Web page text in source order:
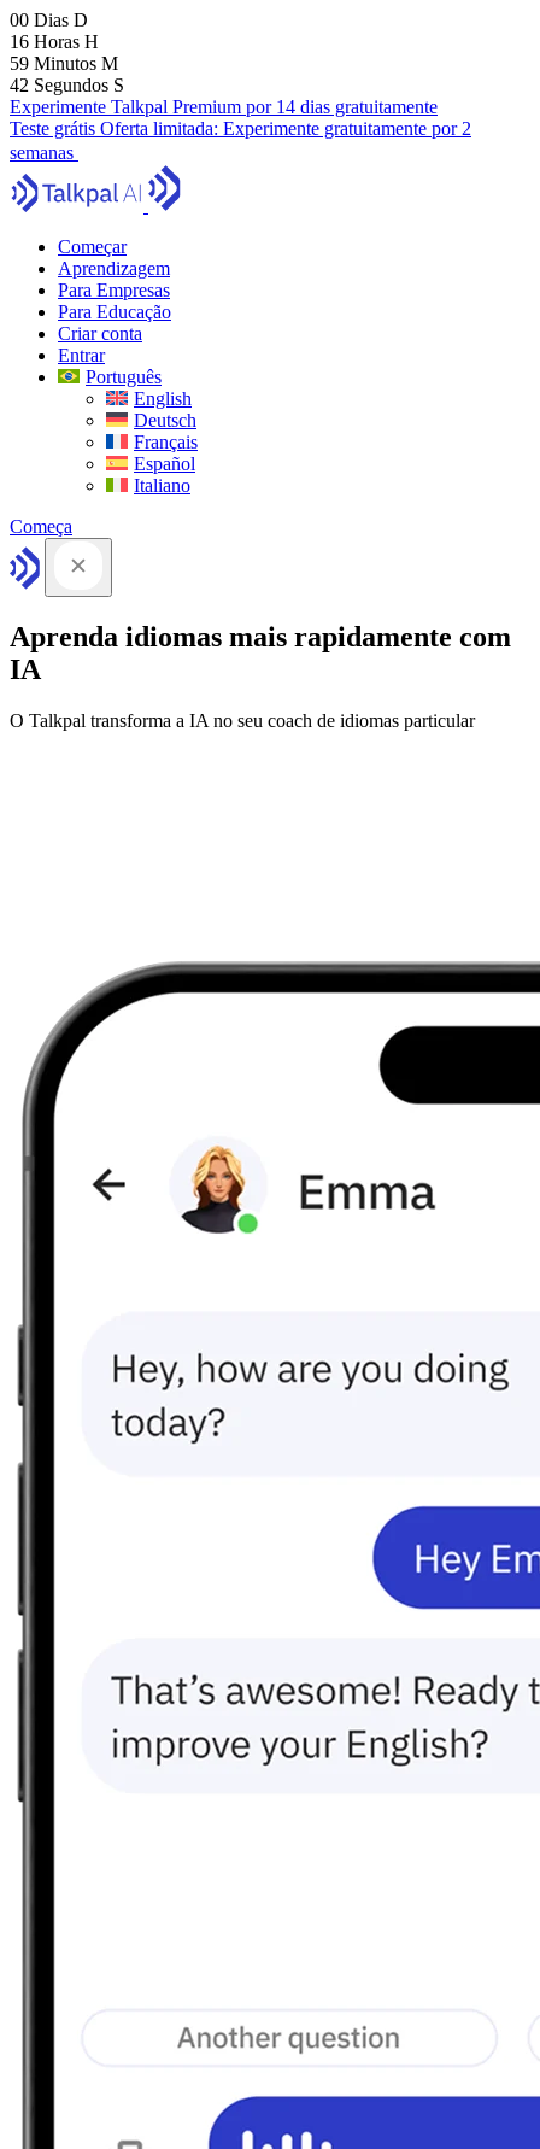
00 Dias D
16 Horas H
59 Minutos M
41 Segundos S
Experimente Talkpal Premium por 14 dias gratuitamente
Teste grátis Oferta limitada: Experimente gratuitamente por 2
semanas
Começar
Aprendizagem
Para Empresas
Para Educação
Criar conta
Entrar
Português
English
Deutsch
Français
Español
Italiano
Começa
Aprenda idiomas mais rapidamente com
IA
O Talkpal transforma a IA no seu coach de idiomas particular